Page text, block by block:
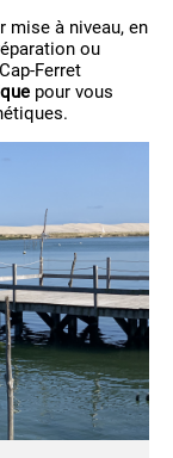
mise à niveau, en
ou
Ferret
pour vous